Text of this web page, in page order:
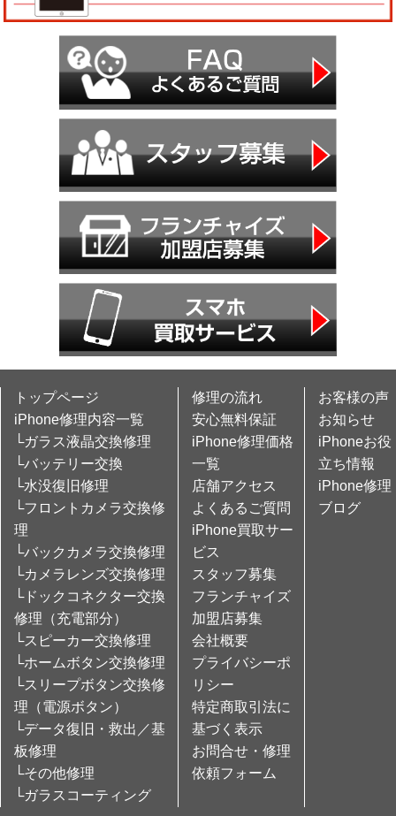
トップページ
iPhone修理内容一覧
└ガラス液晶交換修理
└バッテリー交換
└水没復旧修理
└フロントカメラ交換修
理
└バックカメラ交換修理
└カメラレンズ交換修理
└ドックコネクター交換
修理（充電部分）
└スピーカー交換修理
└ホームボタン交換修理
└スリープボタン交換修
理（電源ボタン）
└データ復旧・救出／基
板修理
└その他修理
└ガラスコーティング
修理の流れ
安心無料保証
iPhone修理価格
一覧
店舗アクセス
よくあるご質問
iPhone買取サー
ビス
スタッフ募集
フランチャイズ
加盟店募集
会社概要
プライバシーポ
リシー
特定商取引法に
基づく表示
お問合せ・修理
依頼フォーム
お客様の声
お知らせ
iPhoneお役
立ち情報
iPhone修理
ブログ